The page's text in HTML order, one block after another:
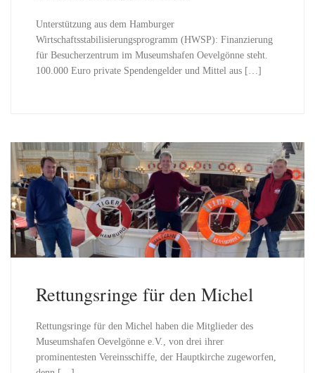
Unterstützung aus dem Hamburger
Wirtschaftsstabilisierungsprogramm (HWSP): Finanzierung
für Besucherzentrum im Museumshafen Oevelgönne steht.
100.000 Euro private Spendengelder und Mittel aus […]
Rettungsringe für den Michel
Rettungsringe für den Michel haben die Mitglieder des
Museumshafen Oevelgönne e.V., von drei ihrer
prominentesten Vereinsschiffe, der Hauptkirche zugeworfen,